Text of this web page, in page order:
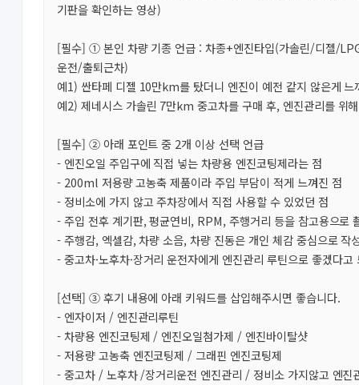
기판을 확인하는 영상)
[필수] ① 본인 차량 기종 언급 : 차종+엔진타입(가솔린/디젤/
운전/출퇴근차)
예1) 싼타페 디젤 10만km를 탔더니 엔진이 예전 같지 않은게
예2) 제네시스 가솔린 7만km 중고차를 구매 후, 엔진관리를 위
[필수] ② 아래 포인트 중 2개 이상 선택 언급
- 엔진오일 주입구에 직접 넣는 차량용 엔진코팅제라는 점
- 200ml 저용량 고농축 제품이라 주입 부담이 적게 느껴진 점
- 정비소에 가지 않고 주차장에서 직접 사용할 수 있었던 점
- 주입 전후 계기판, 평균연비, RPM, 주행거리 등을 참고용으로
- 주행감, 엑셀감, 차량 소음, 차량 진동은 개인 체감 중심으로 작
- 중고차·노후차·장거리 운전자에게 엔진관리 루틴으로 좋겠다고
[선택] ③ 후기 내용에 아래 키워드를 삽입해주시면 좋습니다.
- 엔자이저 / 엔진관리루틴
- 차량용 엔진코팅제 / 엔진오일첨가제 / 엔진바이탈샷
- 저용량 고농축 엔진코팅제 / 그래핀 엔진코팅제
- 중고차 / 노후차 /장거리운전 엔진관리 / 정비소 가지않고 엔진